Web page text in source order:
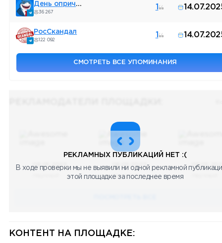
День опричника
36 267
1
РосСкандал
122 092
1
СМОТРЕТЬ ВСЕ УПОМИНАНИЯ
Научный
РЕКЛАМНЫХ ПУБЛИКАЦИЙ НЕТ :(
В ходе проверки мы не выявили ни одной рекламной
этой площадке за последнее время
КОНТЕНТ НА ПЛОЩАДКЕ: